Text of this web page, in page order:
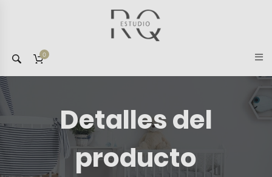
0
Detalles del
producto